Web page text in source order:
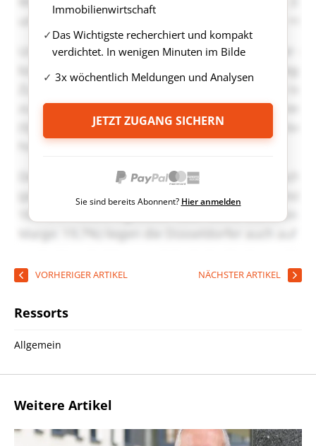
Immobilienwirtschaft
Das Wichtigste recherchiert und kompakt
verdichtet. In wenigen Minuten im Bilde
3x wöchentlich Meldungen und Analysen
JETZT ZUGANG SICHERN
Sie sind bereits Abonnent? Hier anmelden
VORHERIGER ARTIKEL NÄCHSTER ARTIKEL
Ressorts
Allgemein
Weitere Artikel